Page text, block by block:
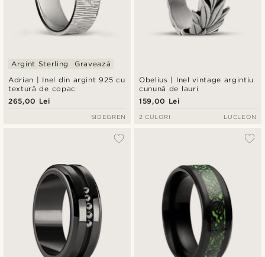
Adrian | Inel din argint 925 cu
textură de copac
Argint Sterling Gravează
265,00 Lei
SIDEGREN
Obelius | Inel vintage argintiu
cunună de lauri
159,00 Lei
2 CULORI LUCLEON